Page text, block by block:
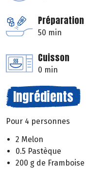
Préparation
50 min
Cuisson
0 min
Ingrédients
Pour 4 personnes
2 Melon
0.5 Pastèque
200 g de Framboise